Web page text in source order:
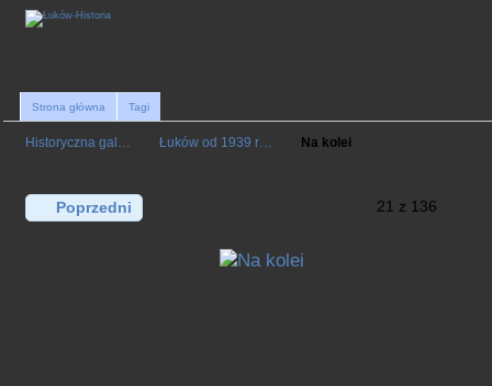
Strona główna Tagi
Historyczna gal… Łuków od 1939 r… Na kolei
Poprzedni 21 z 136